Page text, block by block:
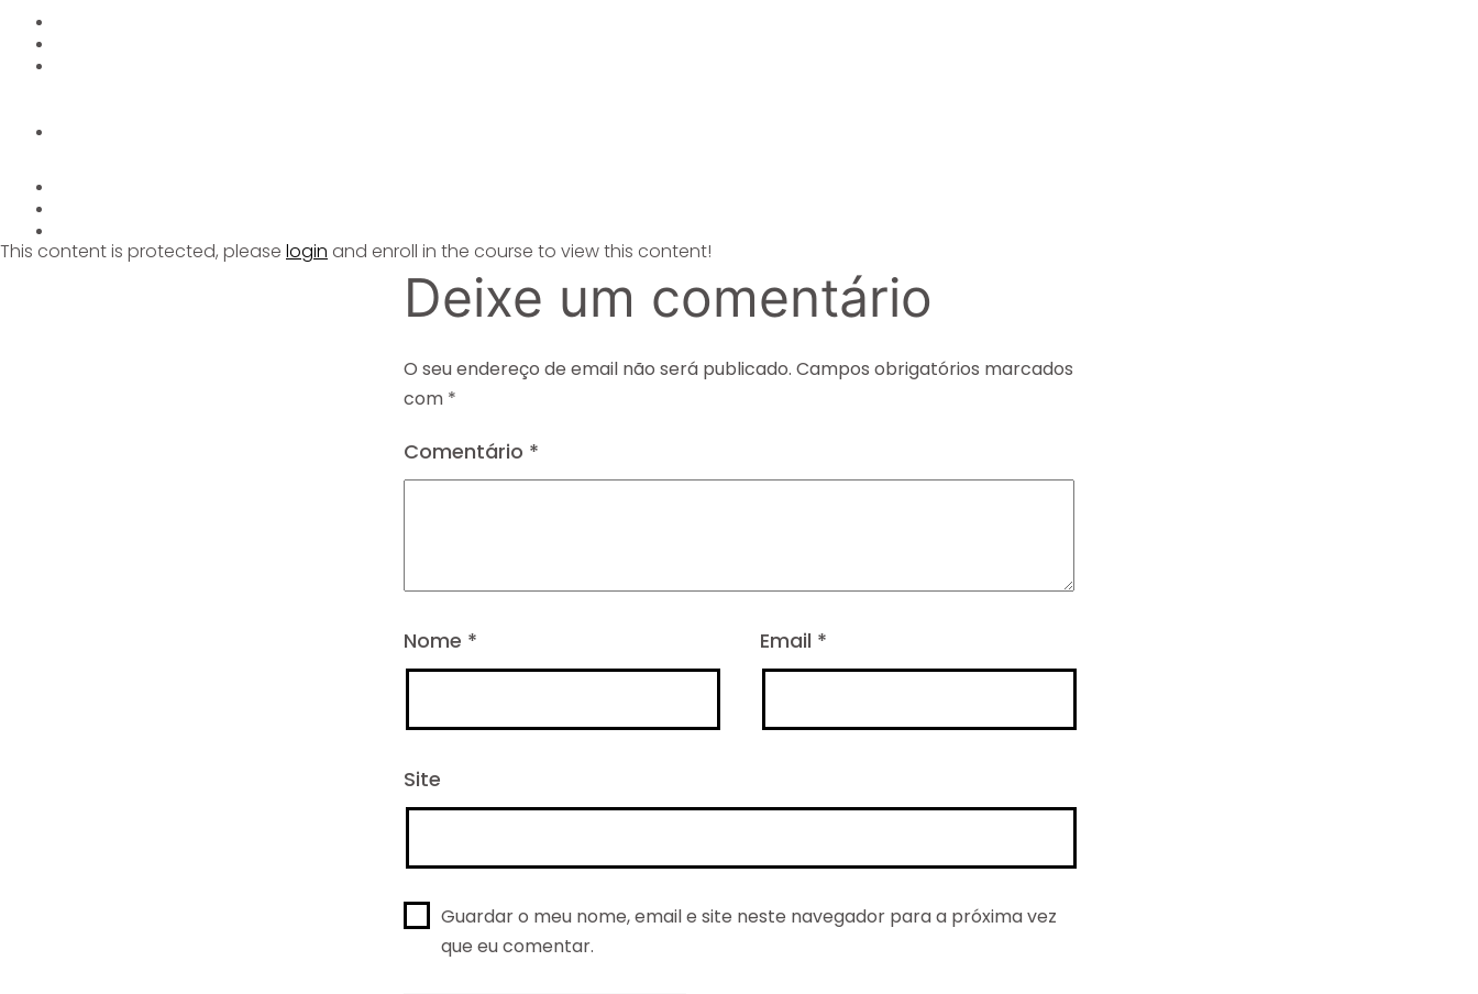
This content is protected, please login and enroll in the course to view this content!
Deixe um comentário
O seu endereço de email não será publicado. Campos obrigatórios marcados
com *
Comentário *
Nome * Email *
Site
Guardar o meu nome, email e site neste navegador para a próxima vez
que eu comentar.